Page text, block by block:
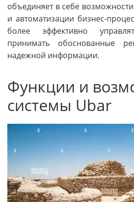
объединяет в себе
и автоматизации бизнес-
более эффективно
принимать обоснованные
надежной информации.
Функции и
системы Ubar